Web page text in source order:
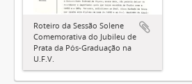
Roteiro da Sessão Solene
Comemorativa do Jubileu de
Prata da Pós-Graduação na
U.F.V.